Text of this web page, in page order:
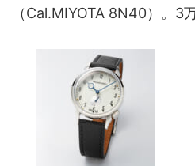
（Cal.MIYOTA 8N40）。3